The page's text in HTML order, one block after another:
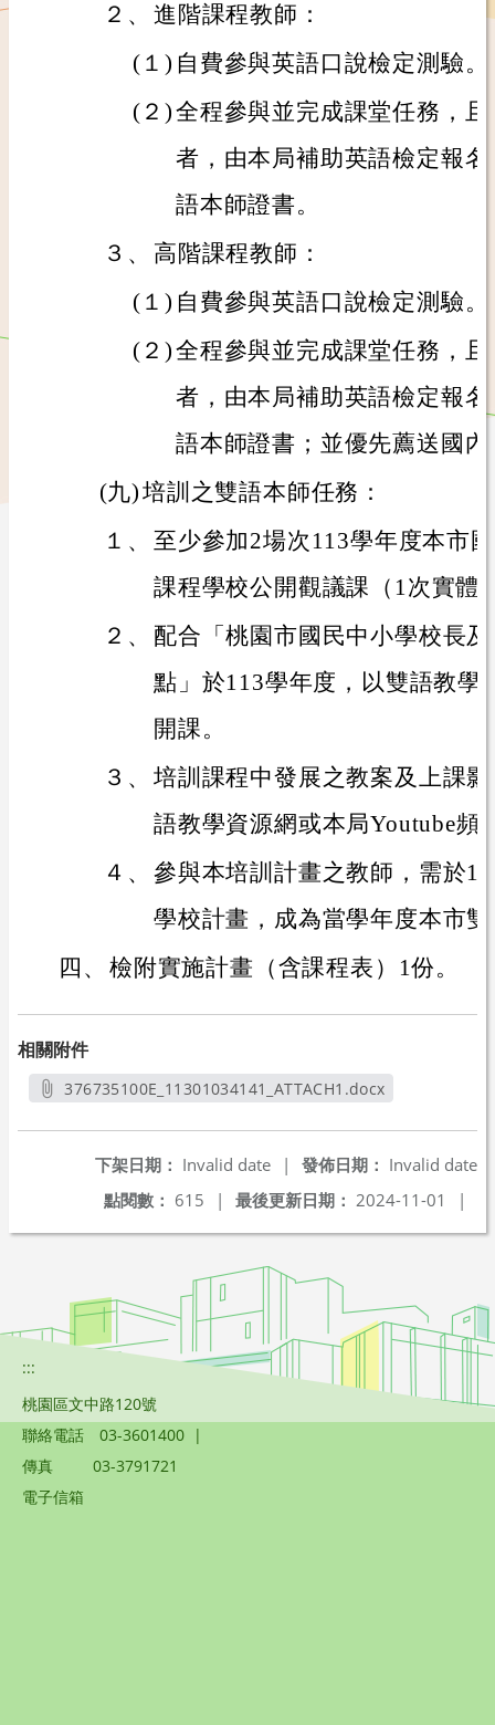
２、 進階課程教師：
(１) 自費參與英語口說檢定測驗。
(２)全程參與並完成課堂任務，
者，由本局補助英語檢定報
語本師證書。
３、
高階課程教師：
(１) 自費參與英語口說檢定測驗。
(２)全程參與並完成課堂任務，
者，由本局補助英語檢定報
語本師證書；並優先薦送國
(九)培訓之雙語本師任務：
１、 至少參加2場次113學年度本市
課程學校公開觀議課（1次實體
２、
配合「桃園市國民中小學校長
點」於113學年度，以雙語教學
開課。
３、 培訓課程中發展之教案及上課
語教學資源網或本局Youtube頻
４、 參與本培訓計畫之教師，需於
學校計畫，成為當學年度本市
四、 檢附實施計畫（含課程表）1份。
相關附件
376735100E_11301034141_ATTACH1.docx
發佈日期： Invalid date
下架日期： Invalid date
|
最後更新日期： 2024-11-01 |
點閱數： 615 |
:::
桃園區文中路120號
聯絡電話
03-3601400 |
傳真
03-3791721
電子信箱